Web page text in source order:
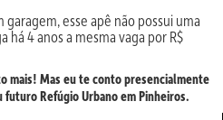
esse apê não possui uma
há 4 anos a mesma vaga por R$
mais! Mas eu te conto presencialmente
Refúgio Urbano em Pinheiros.